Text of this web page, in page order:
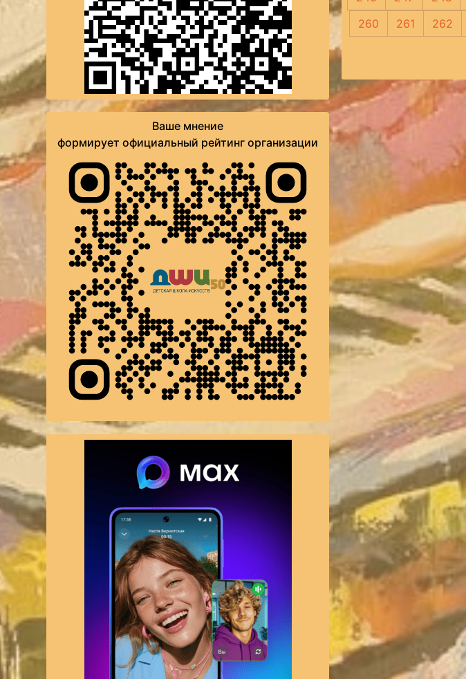
Ваше мнение
формирует официальный рейтинг организации
260
261 262